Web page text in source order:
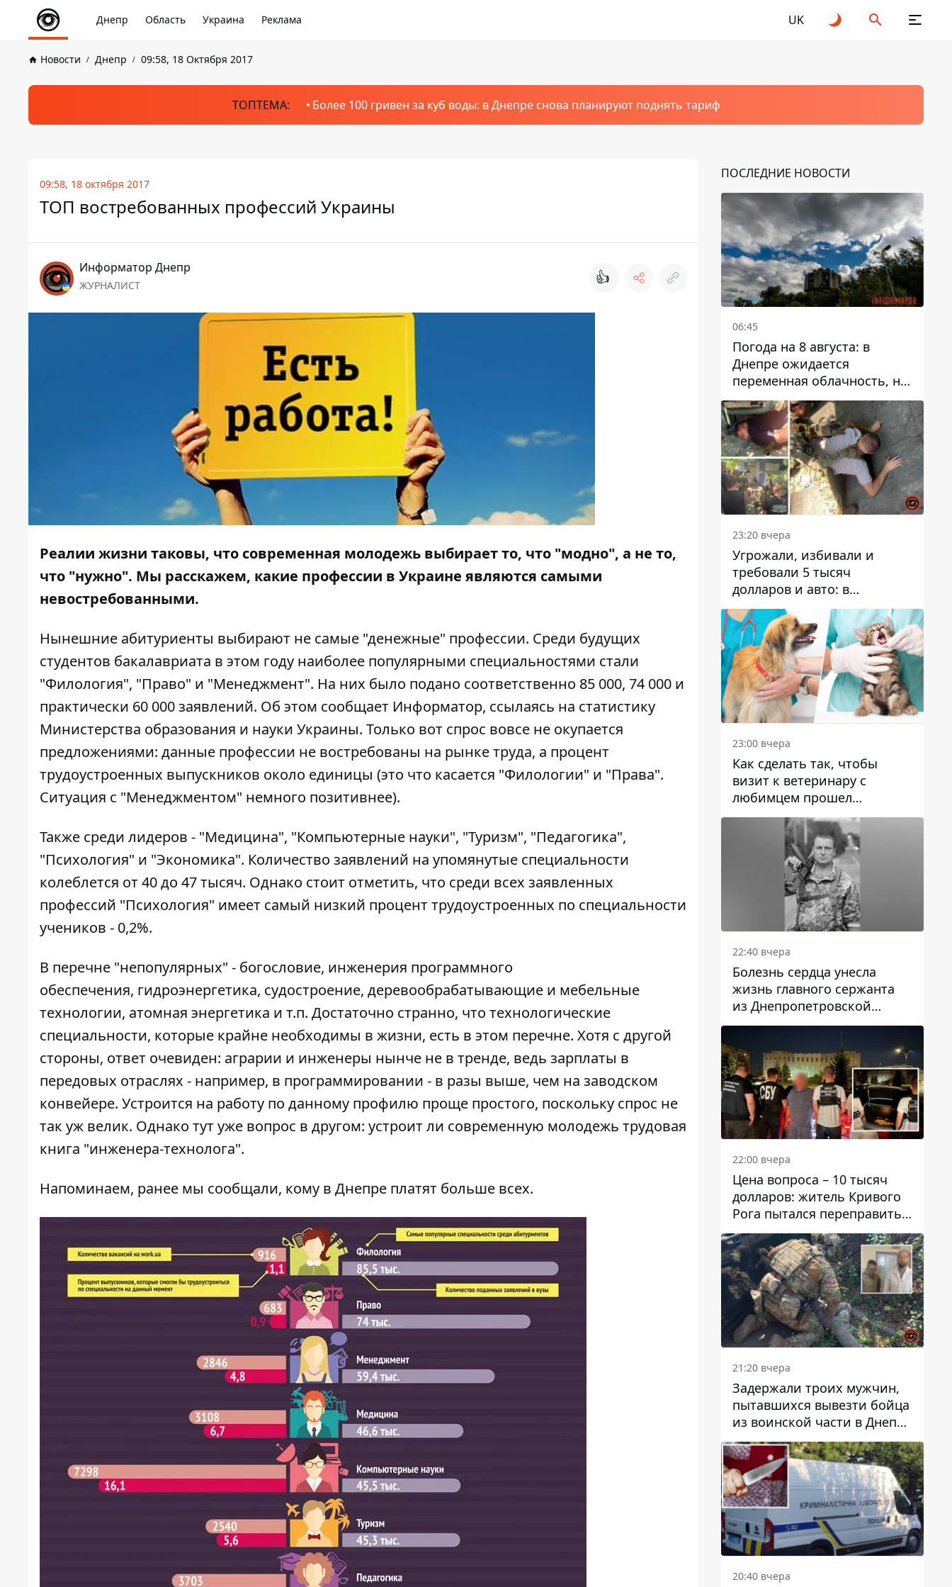
Днепр Область Украина Реклама UK
Новости Днепр 09:58, 18 Октября 2017
ТОПТЕМА: Более 100 гривен за куб воды: в Днепре снова планируют поднять тариф
09:58, 18 октября 2017
ТОП востребованных профессий Украины
Информатор Днепр
ЖУРНАЛИСТ 👍
Реалии жизни таковы, что современная молодежь выбирает то, что "модно", а не то,
что "нужно". Мы расскажем, какие профессии в Украине являются самыми
невостребованными.
Нынешние абитуриенты выбирают не самые "денежные" профессии. Среди будущих
студентов бакалавриата в этом году наиболее популярными специальностями стали
"Филология", "Право" и "Менеджмент". На них было подано соответственно 85 000, 74 000 и
практически 60 000 заявлений. Об этом сообщает Информатор, ссылаясь на статистику
Министерства образования и науки Украины. Только вот спрос вовсе не окупается
предложениями: данные профессии не востребованы на рынке труда, а процент
трудоустроенных выпускников около единицы (это что касается "Филологии" и "Права".
Ситуация с "Менеджментом" немного позитивнее).
Также среди лидеров - "Медицина", "Компьютерные науки", "Туризм", "Педагогика",
"Психология" и "Экономика". Количество заявлений на упомянутые специальности
колеблется от 40 до 47 тысяч. Однако стоит отметить, что среди всех заявленных
профессий "Психология" имеет самый низкий процент трудоустроенных по специальности
учеников - 0,2%.
В перечне "непопулярных" - богословие, инженерия программного
обеспечения, гидроэнергетика, судостроение, деревообрабатывающие и мебельные
технологии, атомная энергетика и т.п. Достаточно странно, что технологические
специальности, которые крайне необходимы в жизни, есть в этом перечне. Хотя с другой
стороны, ответ очевиден: аграрии и инженеры нынче не в тренде, ведь зарплаты в
передовых отраслях - например, в программировании - в разы выше, чем на заводском
конвейере. Устроится на работу по данному профилю проще простого, поскольку спрос не
так уж велик. Однако тут уже вопрос в другом: устроит ли современную молодежь трудовая
книга "инженера-технолога".
Напоминаем, ранее мы сообщали, кому в Днепре платят больше всех.
ПОСЛЕДНИЕ НОВОСТИ
06:45
Погода на 8 августа: в
Днепре ожидается
переменная облачность, но
может пойти дождь
23:20 вчера
Угрожали, избивали и
требовали 5 тысяч
долларов и авто: в
Павлограде задержали двух
мужчин
23:00 вчера
Как сделать так, чтобы
визит к ветеринару с
любимцем прошел
спокойно: простые советы
22:40 вчера
Болезнь сердца унесла
жизнь главного сержанта
из Днепропетровской
области Юрия Свистуна
22:00 вчера
Цена вопроса – 10 тысяч
долларов: житель Кривого
Рога пытался переправить
мужчину в Словакию
21:20 вчера
Задержали троих мужчин,
пытавшихся вывезти бойца
из воинской части в Днепр
за 7 тысяч долларов: среди
них был врач
20:40 вчера